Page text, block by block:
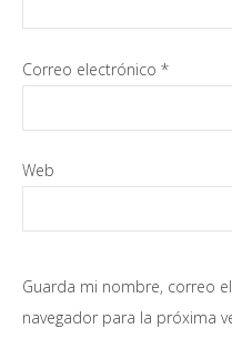
Correo electrónico *
Web
Guarda mi nombre, correo
navegador para la próxima